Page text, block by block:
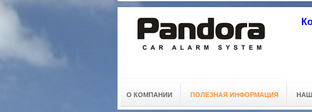
О КОМПАНИИ ПОЛЕЗНАЯ ИНФОРМАЦИЯ